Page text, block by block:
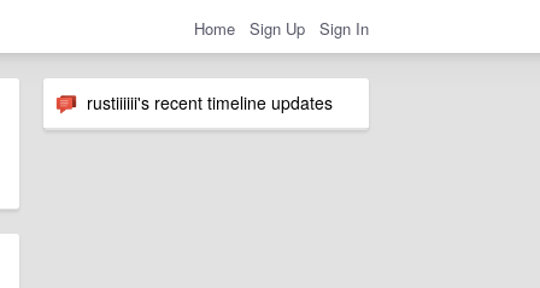
Home Sign Up Sign In
rustiiiiii's recent timeline updates